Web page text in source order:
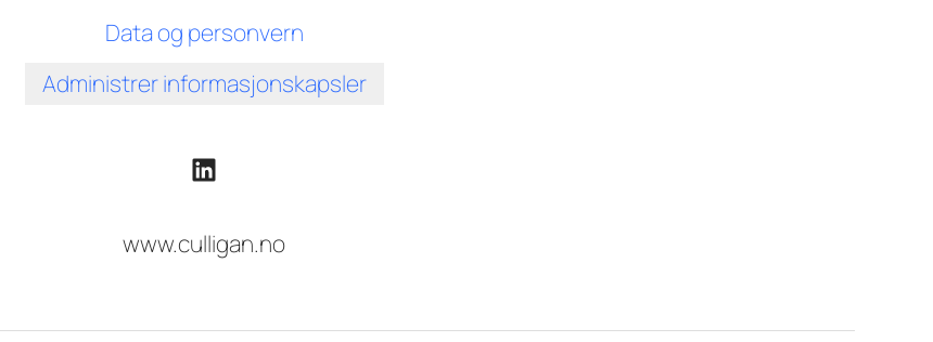
Data og personvern
Administrer informasjonskapsler
www.culligan.no